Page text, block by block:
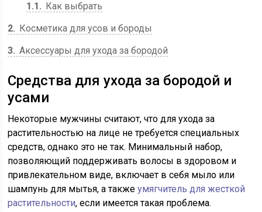
1.1
Как выбрать
2
Косметика для усов и бороды
3 Аксессуары для ухода за бородой
Средства для ухода за бородой и
усами
Некоторые мужчины считают, что для ухода за
растительностью на лице не требуется специальных
средств, однако это не так. Минимальный набор,
позволяющий поддерживать волосы в здоровом и
привлекательном виде, включает в себя мыло или
шампунь для мытья, а такжеумягчитель для жесткой
растительности, если имеется такая проблема.